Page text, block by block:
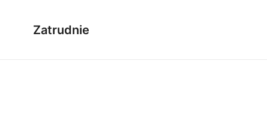
Zatrudnie